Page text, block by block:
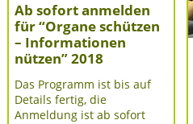
Ab sofort anmelden
für “Organe schützen
– Informationen
nützen” 2018
Das Programm ist bis auf
Details fertig, die
Anmeldung ist ab sofort